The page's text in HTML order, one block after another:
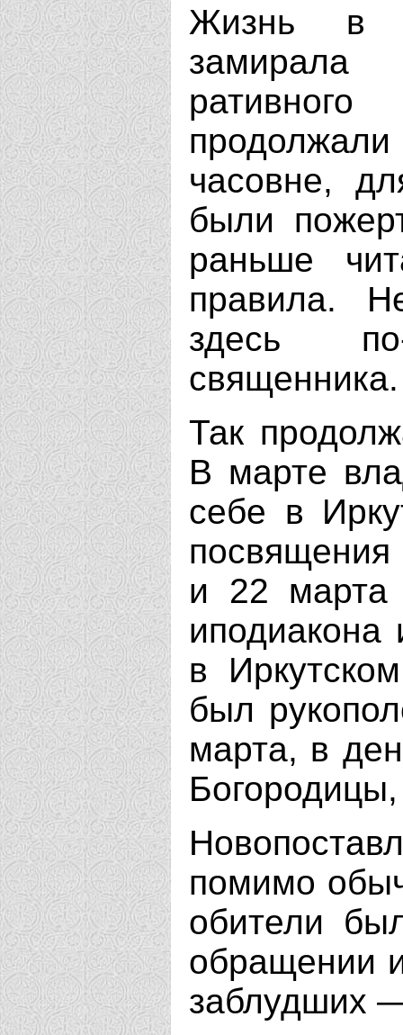
Жизнь в
замирала
часовне,
были
раньше
правила.
здесь
священника.
Так
В марте
себе в
и 22
в
был
марта, в
помимо
обители
обращении
заблудших